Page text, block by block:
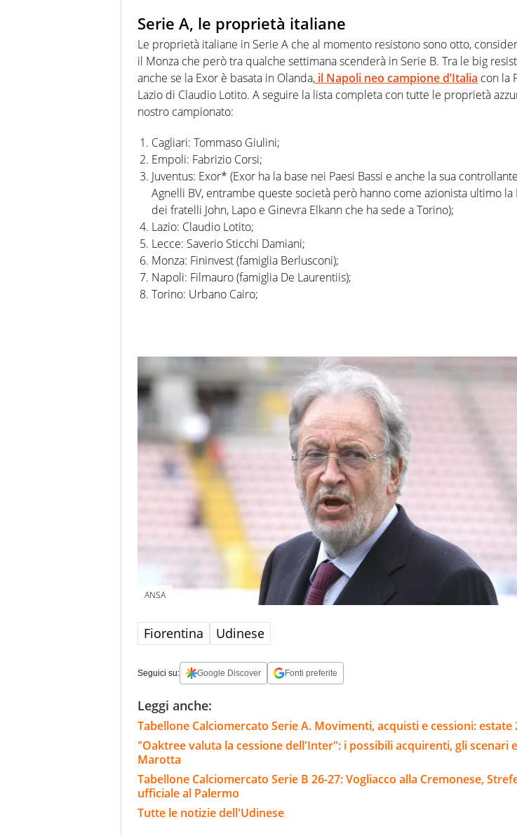
Serie A, le proprietà italiane
Le proprietà italiane in Serie A che al momento resistono sono otto,
il Monza che però tra qualche settimana scenderà in Serie B. Tra le big
anche se la Exor è basata in Olanda, il Napoli neo campione d’Italia con la
Lazio di Claudio Lotito. A seguire la lista completa con tutte le proprietà
nostro campionato:
Cagliari: Tommaso Giulini;
Empoli: Fabrizio Corsi;
Juventus: Exor* (Exor ha la base nei Paesi Bassi e anche la sua
Agnelli BV, entrambe queste società però hanno come azionista ultimo
dei fratelli John, Lapo e Ginevra Elkann che ha sede a Torino);
Lazio: Claudio Lotito;
Lecce: Saverio Sticchi Damiani;
Monza: Fininvest (famiglia Berlusconi);
Napoli: Filmauro (famiglia De Laurentiis);
Torino: Urbano Cairo;
ANSA
Fiorentina Udinese
Seguici su: Google Discover Fonti preferite
Leggi anche:
Tabellone Calciomercato Serie A. Movimenti, acquisti e cessioni: estate
"Oaktree valuta la cessione dell'Inter": i possibili acquirenti, gli scenari
Marotta
Tabellone Calciomercato Serie B 26-27: Vogliacco alla Cremonese,
ufficiale al Palermo
Tutte le notizie dell'Udinese